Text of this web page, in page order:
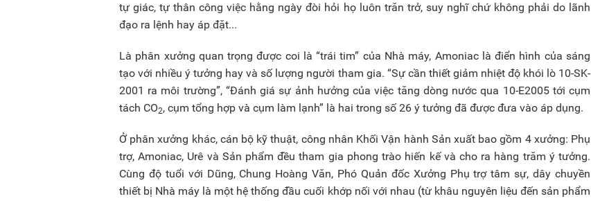
tự giác, tự thân công việc hằng ngày đòi hỏi họ luôn trăn trở, suy nghĩ chứ không phải do lãnh
đạo ra lệnh hay áp đặt...
Là phân xưởng quan trọng được coi là “trái tim” của Nhà máy, Amoniac là điển hình của sáng
tạo với nhiều ý tưởng hay và số lượng người tham gia. “Sự cần thiết giảm nhiệt độ khói lò 10-SK-
2001 ra môi trường”, “Đánh giá sự ảnh hưởng của việc tăng dòng nước qua 10-E2005 tới cụm
tách CO2, cụm tổng hợp và cụm làm lạnh” là hai trong số 26 ý tưởng đã được đưa vào áp dụng.
Ở phân xưởng khác, cán bộ kỹ thuật, công nhân Khối Vận hành Sản xuất bao gồm 4 xưởng: Phụ
trợ, Amoniac, Urê và Sản phẩm đều tham gia phong trào hiến kế và cho ra hàng trăm ý tưởng.
Cùng độ tuổi với Dũng, Chung Hoàng Văn, Phó Quản đốc Xưởng Phụ trợ tâm sự, dây chuyền
thiết bị Nhà máy là một hệ thống đầu cuối khớp nối với nhau (từ khâu nguyên liệu đến sản phẩm